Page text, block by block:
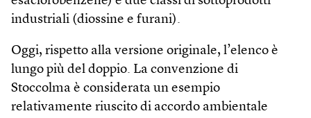
industriali (diossine e furani).
Oggi, rispetto alla versione originale, l’elenco è
lungo più del doppio. La convenzione di
Stoccolma è considerata un esempio
relativamente riuscito di accordo ambientale